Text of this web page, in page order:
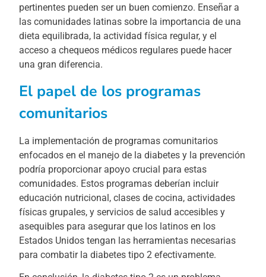
pertinentes pueden ser un buen comienzo. Enseñar a
las comunidades latinas sobre la importancia de una
dieta equilibrada, la actividad física regular, y el
acceso a chequeos médicos regulares puede hacer
una gran diferencia.
El papel de los programas
comunitarios
La implementación de programas comunitarios
enfocados en el manejo de la diabetes y la prevención
podría proporcionar apoyo crucial para estas
comunidades. Estos programas deberían incluir
educación nutricional, clases de cocina, actividades
físicas grupales, y servicios de salud accesibles y
asequibles para asegurar que los latinos en los
Estados Unidos tengan las herramientas necesarias
para combatir la diabetes tipo 2 efectivamente.